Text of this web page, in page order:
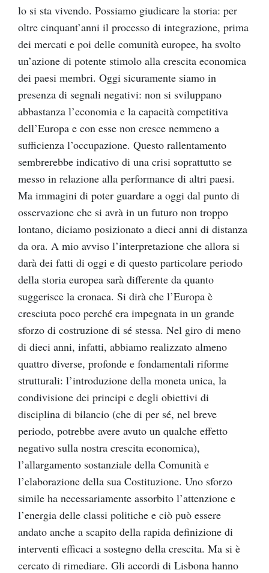
lo si sta vivendo. Possiamo giudicare la storia: per
oltre cinquant’anni il processo di integrazione, prima
dei mercati e poi delle comunità europee, ha svolto
un’azione di potente stimolo alla crescita economica
dei paesi membri. Oggi sicuramente siamo in
presenza di segnali negativi: non si sviluppano
abbastanza l’economia e la capacità competitiva
dell’Europa e con esse non cresce nemmeno a
sufficienza l’occupazione. Questo rallentamento
sembrerebbe indicativo di una crisi soprattutto se
messo in relazione alla performance di altri paesi.
Ma immagini di poter guardare a oggi dal punto di
osservazione che si avrà in un futuro non troppo
lontano, diciamo posizionato a dieci anni di distanza
da ora. A mio avviso l’interpretazione che allora si
darà dei fatti di oggi e di questo particolare periodo
della storia europea sarà differente da quanto
suggerisce la cronaca. Si dirà che l’Europa è
cresciuta poco perché era impegnata in un grande
sforzo di costruzione di sé stessa. Nel giro di meno
di dieci anni, infatti, abbiamo realizzato almeno
quattro diverse, profonde e fondamentali riforme
strutturali: l’introduzione della moneta unica, la
condivisione dei principi e degli obiettivi di
disciplina di bilancio (che di per sé, nel breve
periodo, potrebbe avere avuto un qualche effetto
negativo sulla nostra crescita economica),
l’allargamento sostanziale della Comunità e
l’elaborazione della sua Costituzione. Uno sforzo
simile ha necessariamente assorbito l’attenzione e
l’energia delle classi politiche e ciò può essere
andato anche a scapito della rapida definizione di
interventi efficaci a sostegno della crescita. Ma si è
cercato di rimediare. Gli accordi di Lisbona hanno